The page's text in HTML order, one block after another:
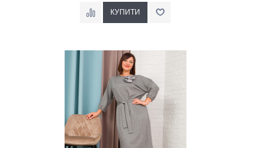
Наклейки Варіант з %